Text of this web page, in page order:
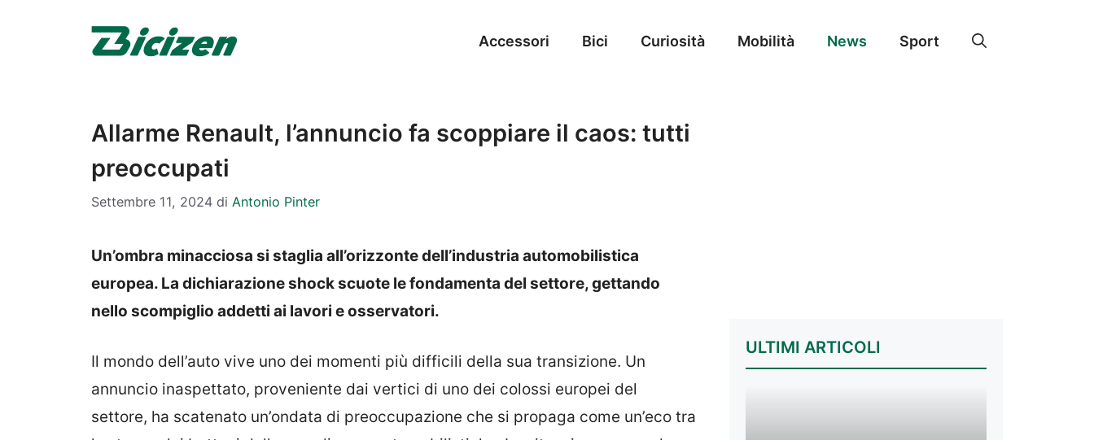
Accessori Bici Curiosità Mobilità News Sport
Allarme Renault, l’annuncio fa scoppiare il caos: tutti
preoccupati
Settembre 11, 2024 di Antonio Pinter
Un’ombra minacciosa si staglia all’orizzonte dell’industria automobilistica
europea. La dichiarazione shock scuote le fondamenta del settore, gettando
nello scompiglio addetti ai lavori e osservatori.
Il mondo dell’auto vive uno dei momenti più difficili della sua transizione. Un
annuncio inaspettato, proveniente dai vertici di uno dei colossi europei del
settore, ha scatenato un’ondata di preoccupazione che si propaga come un’eco tra
ULTIMI ARTICOLI